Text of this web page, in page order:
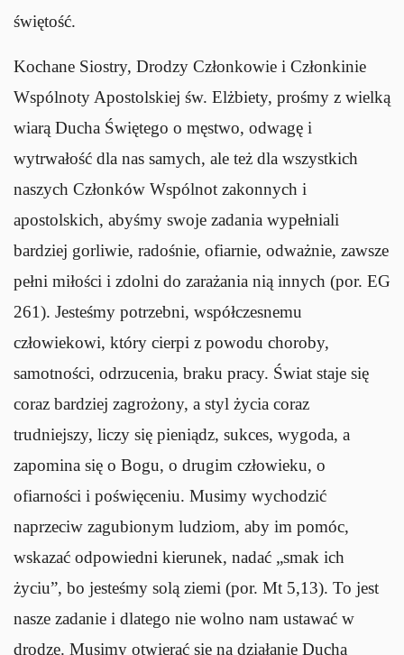
świętość.
Kochane Siostry, Drodzy Członkowie i Członkinie
Wspólnoty Apostolskiej św. Elżbiety, prośmy z wielką
wiarą Ducha Świętego o męstwo, odwagę i
wytrwałość dla nas samych, ale też dla wszystkich
naszych Członków Wspólnot zakonnych i
apostolskich, abyśmy swoje zadania wypełniali
bardziej gorliwie, radośnie, ofiarnie, odważnie, zawsze
pełni miłości i zdolni do zarażania nią innych (por. EG
261). Jesteśmy potrzebni, współczesnemu
człowiekowi, który cierpi z powodu choroby,
samotności, odrzucenia, braku pracy. Świat staje się
coraz bardziej zagrożony, a styl życia coraz
trudniejszy, liczy się pieniądz, sukces, wygoda, a
zapomina się o Bogu, o drugim człowieku, o
ofiarności i poświęceniu. Musimy wychodzić
naprzeciw zagubionym ludziom, aby im pomóc,
wskazać odpowiedni kierunek, nadać „smak ich
życiu”, bo jesteśmy solą ziemi (por. Mt 5,13). To jest
nasze zadanie i dlatego nie wolno nam ustawać w
drodze. Musimy otwierać się na działanie Ducha